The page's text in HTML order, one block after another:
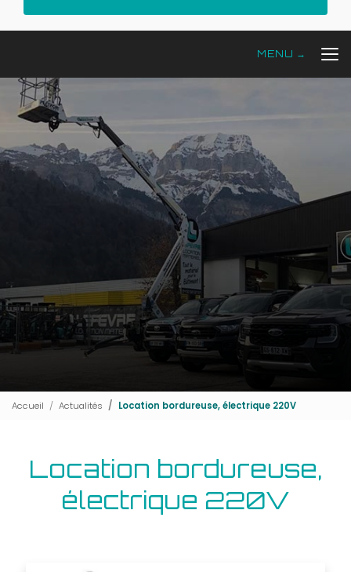
Accueil Actualités Location bordureuse, électrique 220V
Location bordureuse,
électrique 220V